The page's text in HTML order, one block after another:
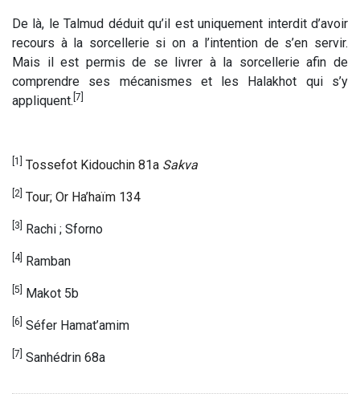
De là, le Talmud déduit qu’il est uniquement interdit d’avoir
recours à la sorcellerie si on a l’intention de s’en servir.
Mais il est permis de se livrer à la sorcellerie afin de
comprendre ses mécanismes et les Halakhot qui s’y
appliquent. [7]
[1] Tossefot Kidouchin 81a Sakva
[2] Tour; Or Ha’haïm 134
[3] Rachi ; Sforno
[4] Ramban
[5] Makot 5b
[6] Séfer Hamat’amim
[7] Sanhédrin 68a